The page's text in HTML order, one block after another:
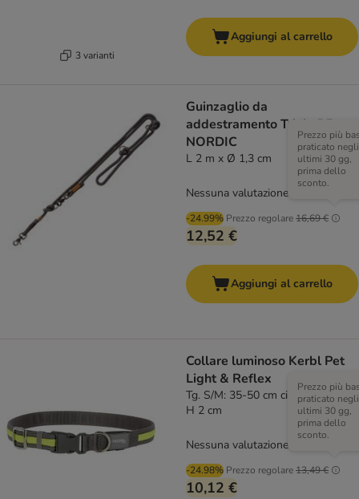
3 varianti
Aggiungi al carrello
Guinzaglio da
addestramento Trixie BE
NORDIC
L 2 m x Ø 1,3 cm
-24.99% Prezzo regolare16,69 €
Prezzo più
praticato negli
ultimi 30 gg,
prima dello
sconto.
12,52 €
Nessuna valutazione
Aggiungi al carrello
Collare luminoso Kerbl Pet
Light & Reflex
Tg. S/M: 35-50 cm circonferenza x
H 2 cm
-24.98% Prezzo regolare13,49 €
Prezzo più
praticato negli
ultimi 30 gg,
prima dello
sconto.
10,12 €
Nessuna valutazione